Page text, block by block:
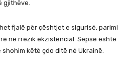
gjithëve.
fjalë për çështjet e sigurisë, parimi
në rrezik ekzistencial. Sepse është
këtë çdo ditë në Ukrainë.